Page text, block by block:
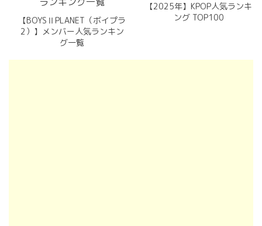
【BOYSⅡPLANET（ボイプラ
2）】メンバー人気ランキン
グ一覧
【2025年】KPOP人気ランキ
ング TOP100